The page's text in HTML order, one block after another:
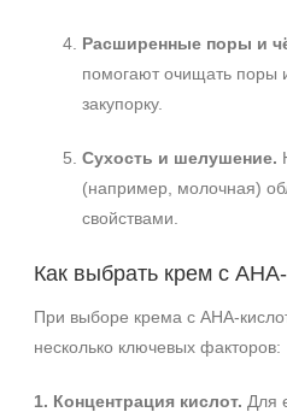
Расширенные поры и
помогают очищать поры
закупорку.
Сухость и шелушение.
(например, молочная)
свойствами.
Как выбрать крем с
При выборе крема с
несколько ключевых факторов:
1. Концентрация кислот. Для